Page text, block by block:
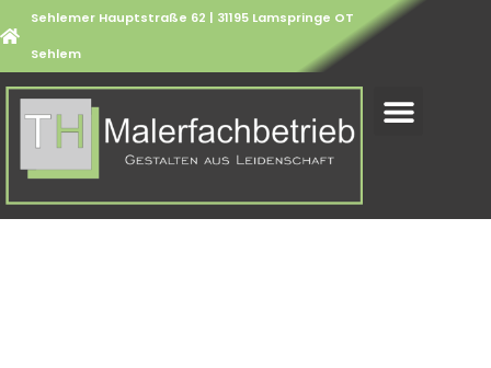
Sehlemer Hauptstraße 62 | 31195 Lamspringe OT
Sehlem